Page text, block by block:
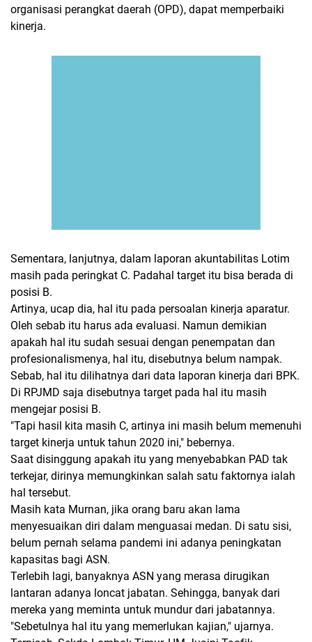
organisasi perangkat daerah (OPD), dapat memperbaiki
kinerja.
Sementara, lanjutnya, dalam laporan akuntabilitas Lotim
masih pada peringkat C. Padahal target itu bisa berada di
posisi B.
Artinya, ucap dia, hal itu pada persoalan kinerja aparatur.
Oleh sebab itu harus ada evaluasi. Namun demikian
apakah hal itu sudah sesuai dengan penempatan dan
profesionalismenya, hal itu, disebutnya belum nampak.
Sebab, hal itu dilihatnya dari data laporan kinerja dari BPK.
Di RPJMD saja disebutnya target pada hal itu masih
mengejar posisi B.
"Tapi hasil kita masih C, artinya ini masih belum memenuhi
target kinerja untuk tahun 2020 ini," bebernya.
Saat disinggung apakah itu yang menyebabkan PAD tak
terkejar, dirinya memungkinkan salah satu faktornya ialah
hal tersebut.
Masih kata Murnan, jika orang baru akan lama
menyesuaikan diri dalam menguasai medan. Di satu sisi,
belum pernah selama pandemi ini adanya peningkatan
kapasitas bagi ASN.
Terlebih lagi, banyaknya ASN yang merasa dirugikan
lantaran adanya loncat jabatan. Sehingga, banyak dari
mereka yang meminta untuk mundur dari jabatannya.
"Sebetulnya hal itu yang memerlukan kajian," ujarnya.